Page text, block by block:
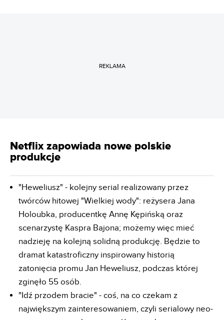
REKLAMA
Netflix zapowiada nowe polskie
produkcje
"Heweliusz" - kolejny serial realizowany przez
twórców hitowej "Wielkiej wody": reżysera Jana
Holoubka, producentkę Annę Kępińską oraz
scenarzystę Kaspra Bajona; możemy więc mieć
nadzieję na kolejną solidną produkcję. Będzie to
dramat katastroficzny inspirowany historią
zatonięcia promu Jan Heweliusz, podczas której
zginęło 55 osób.
"Idź przodem bracie" - coś, na co czekam z
największym zainteresowaniem, czyli serialowy neo-